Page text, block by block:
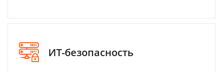
ИТ-безопасность